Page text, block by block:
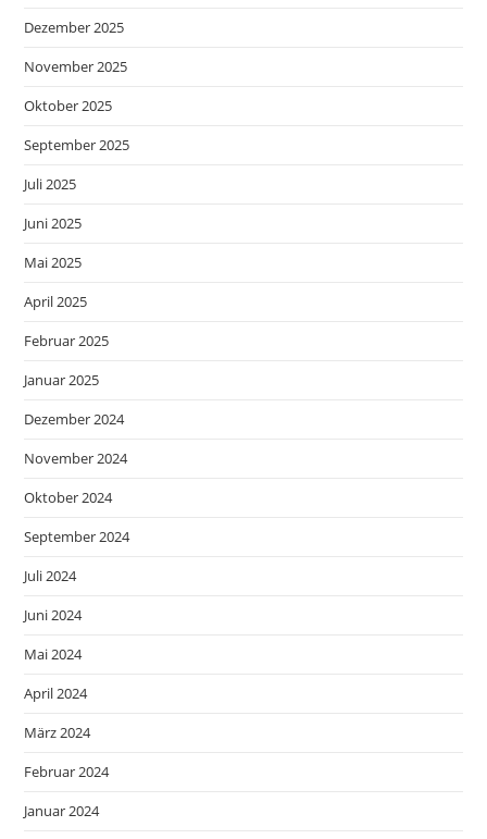
Dezember 2025
November 2025
Oktober 2025
September 2025
Juli 2025
Juni 2025
Mai 2025
April 2025
Februar 2025
Januar 2025
Dezember 2024
November 2024
Oktober 2024
September 2024
Juli 2024
Juni 2024
Mai 2024
April 2024
März 2024
Februar 2024
Januar 2024